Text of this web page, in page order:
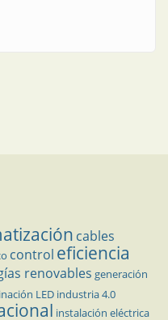
futuro | Nuevas actualizaciones
cables
control eficiencia
renovables generación
LED industria 4.0
instalación eléctrica